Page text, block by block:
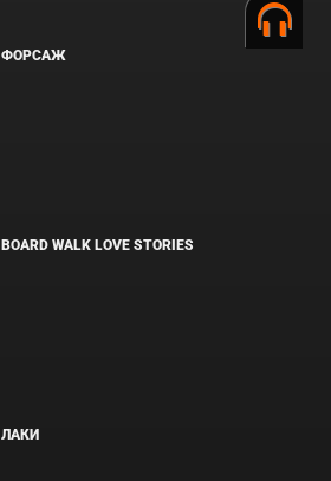
ФОРСАЖ
BOARD WALK LOVE STORIES
ЛАКИ